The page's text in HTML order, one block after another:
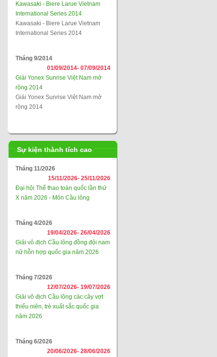
Kawasaki - Biere Larue Vietnam
International Series 2014
Kawasaki - Biere Larue Vietnam
International Series 2014
Tháng 9/2014
01/09/2014- 07/09/2014
Giải Yonex Sunrise Việt Nam mở
rộng 2014
Giải Yonex Sunrise Việt Nam mở
rộng 2014
Sự kiện thành tích cao
Tháng 11/2026
15/11/2026- 25/11/2026
Đại hội Thể thao toàn quốc lần thứ
X năm 2026 - Môn Cầu lông
Tháng 4/2026
19/04/2026- 26/04/2026
Giải vô địch Cầu lông đồng đội nam
nữ hỗn hợp quốc gia năm 2026
Tháng 7/2026
12/07/2026- 19/07/2026
Giải vô địch Cầu lông các cây vợt
thiếu niên, trẻ xuất sắc quốc gia
năm 2026
Tháng 6/2026
20/06/2026- 28/06/2026